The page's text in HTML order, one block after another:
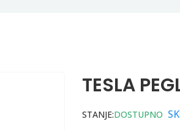
TESLA
STANJE:DOSTUPNO